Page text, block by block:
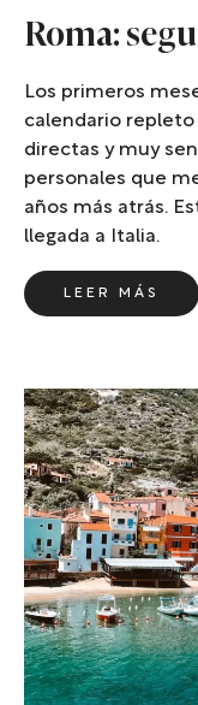
Roma:
Los primeros
calendario repleto
directas y muy
personales que
años más atrás.
llegada a Italia.
LEER MÁS